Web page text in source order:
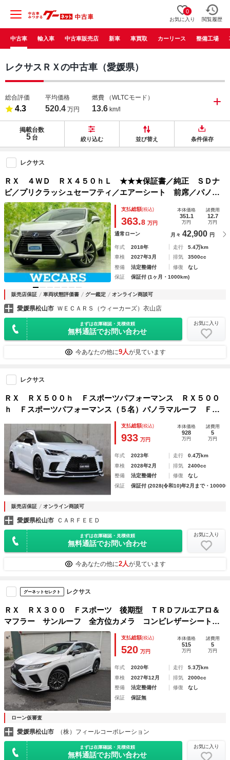
0
お気に入り 閲覧履歴
中古車 輸入車 中古車販売店 新車 車買取 カーリース 整備工場
レクサスＲＸの中古車（愛媛県）
総合評価
4.3
平均価格
520.4 万円
燃費 （WLTCモード）
13.6 km/l
掲載台数
5 台 絞り込む 並び替え 条件保存
レクサス
ＲＸ ４ＷＤ ＲＸ４５０ｈＬ ★★★保証書／純正 ＳＤナ
ビ／プリクラッシュセーフティ／エアーシート 前席／パノラ
ミックビューモニター／車線逸脱防止支援システム／シート
合皮／電動バックドア／ドライブレコーダー 純正
支払総額(税込)
363.8 万円
本体価格
351.1
万円
諸費用
12.7
万円
通常ローン 月々 42,900 円
年式 2018年 走行
5.4万km
車検
2027年3月 排気
3500cc
整備
法定整備付 修復
なし
保証
保証付 (1ヶ月・1000km)
販売店保証 車両状態評価書 グー鑑定 オンライン商談可
愛媛県松山市 ＷＥＣＡＲＳ（ウィーカーズ）衣山店
まずは在庫確認・見積依頼
無料通話でお問い合わせ
お気に入り
今あなたの他に9人が見ています
レクサス
ＲＸ ＲＸ５００ｈ Ｆスポーツパフォーマンス ＲＸ５００
ｈ Ｆスポーツパフォーマンス（５名）パノラマルーフ Ｆス
ポーツエアロダイナミックパッケージ
支払総額(税込)
933 万円
本体価格
928
万円
諸費用
5
万円
年式 2023年 走行
0.4万km
車検
2028年2月 排気
2400cc
整備
法定整備付 修復
なし
保証
保証付 (2028(令和10)年2月まで・
販売店保証 オンライン商談可
愛媛県松山市 ＣＡＲＦＥＥＤ
まずは在庫確認・見積依頼
無料通話でお問い合わせ
お気に入り
今あなたの他に2人が見ています
グーネットセレクト レクサス
ＲＸ ＲＸ３００ Ｆスポーツ 後期型 ＴＲＤフルエアロ＆
マフラー サンルーフ 全方位カメラ コンビレザーシート
後席シートヒーター ＢＳＭ ＨＵＤ レーダークルーズ
支払総額(税込)
520 万円
本体価格
515
万円
諸費用
5
万円
年式 2020年 走行
5.3万km
車検
2027年12月 排気
2000cc
整備
法定整備付 修復
なし
保証
保証無
ローン仮審査
愛媛県松山市 （株）フィールコーポレーション
まずは在庫確認・見積依頼
無料通話でお問い合わせ
お気に入り